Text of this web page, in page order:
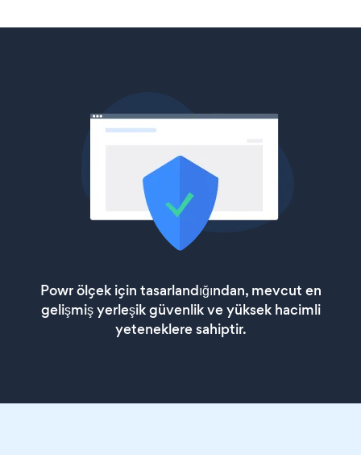
Powr ölçek için tasarlandığından, mevcut en
gelişmiş yerleşik güvenlik ve yüksek hacimli
yeteneklere sahiptir.